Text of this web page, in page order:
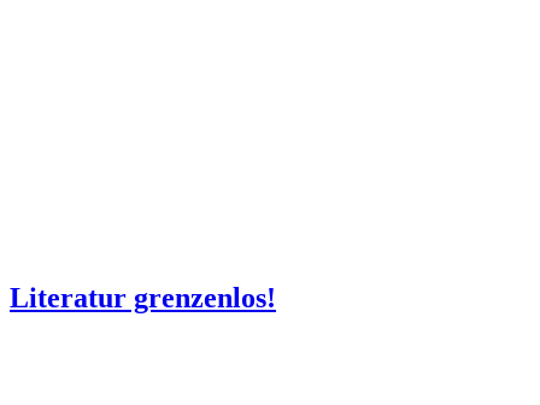
Literatur grenzenlos!